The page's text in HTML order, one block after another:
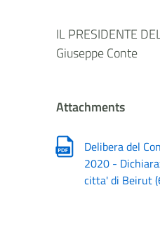
IL PRESIDENTE
Giuseppe Conte
Attachments
Delibera del
2020 -
citta' di Beirut(